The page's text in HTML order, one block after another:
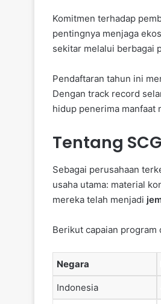
Komitmen terhadap
pentingnya menjaga
sekitar melalui berbagai
Pendaftaran tahun ini
Dengan track record
hidup penerima manfaat
Tentang
Sebagai perusahaan
usaha utama: material
mereka telah menjadi
Berikut capaian program
Negara
Indonesia